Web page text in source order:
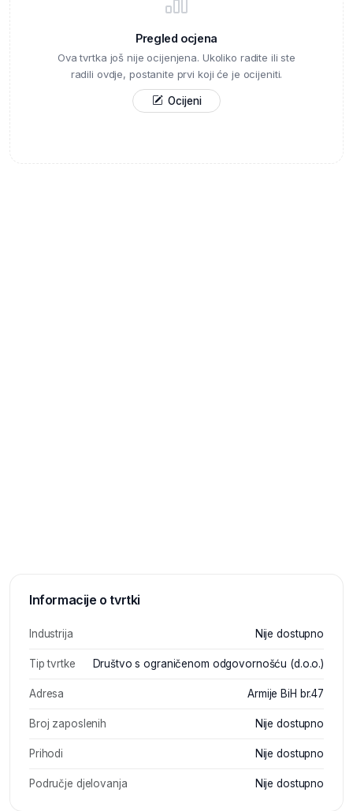
Pregled ocjena
Ova tvrtka još nije ocijenjena. Ukoliko radite ili ste
radili ovdje, postanite prvi koji će je ocijeniti.
Ocijeni
Informacije o tvrtki
Industrija Nije dostupno
Tip tvrtke Društvo s ograničenom odgovornošću (d.o.o.)
Adresa Armije BiH br.47
Broj zaposlenih Nije dostupno
Prihodi Nije dostupno
Područje djelovanja Nije dostupno